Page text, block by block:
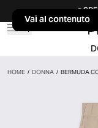
Vai al contenuto
HOME/DONNA/BERMUDA
Vai al contenuto